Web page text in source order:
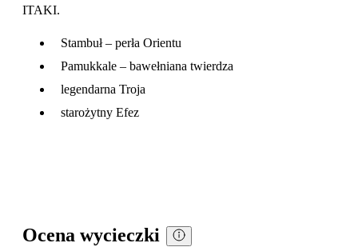
ITAKI.
Stambuł – perła Orientu
Pamukkale – bawełniana twierdza
legendarna Troja
starożytny Efez
Ocena wycieczki